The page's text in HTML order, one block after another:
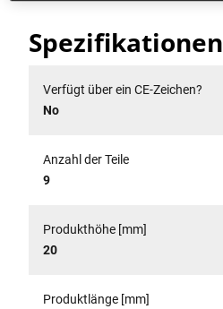
Spezifikationen
Verfügt über ein CE-Zeichen?
No
Anzahl der Teile
9
Produkthöhe [mm]
20
Produktlänge [mm]